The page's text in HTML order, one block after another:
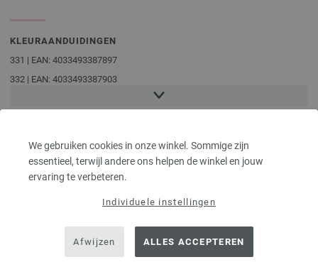
We gebruiken cookies in onze winkel. Sommige zijn
essentieel, terwijl andere ons helpen de winkel en jouw
ervaring te verbeteren.
Individuele instellingen
Afwijzen ALLES ACCEPTEREN
KLEURAANDUIDINGEN
331 | EAN: 4033493387897
332 | EAN: 4033493387903
336 | EAN: 4033493387941